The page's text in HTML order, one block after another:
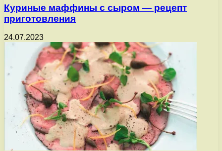
Куриные маффины с сыром — рецепт
приготовления
24.07.2023